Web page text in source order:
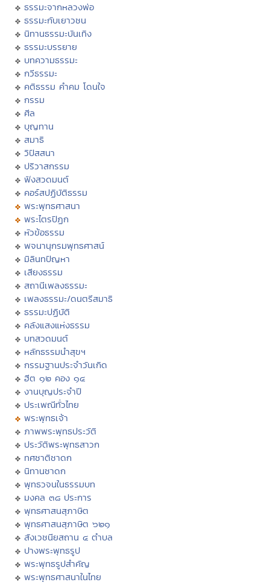
ธรรมะจากหลวงพ่อ
ธรรมะกับเยาวชน
นิทานธรรมะบันเทิง
ธรรมะบรรยาย
บทความธรรมะ
กวีธรรมะ
คติธรรม คำคม โดนใจ
กรรม
ศีล
บุญทาน
สมาธิ
วิปัสสนา
ปริวาสกรรม
ฟังสวดมนต์
คอร์สปฏิบัติธรรม
พระพุทธศาสนา
พระไตรปิฏก
หัวข้อธรรม
พจนานุกรมพุทธศาสน์
มิลินทปัญหา
เสียงธรรม
สถานีเพลงธรรมะ
เพลงธรรมะ/ดนตรีสมาธิ
ธรรมะปฏิบัติ
คลังแสงแห่งธรรม
บทสวดมนต์
หลักธรรมนำสุขฯ
กรรมฐานประจำวันเกิด
ฮีต ๑๒ คอง ๑๔
งานบุญประจำปี
ประเพณีทั่วไทย
พระพุทธเจ้า
ภาพพระพุทธประวัติ
ประวัติพระพุทธสาวก
ทศชาติชาดก
นิทานชาดก
พุทธวจนในธรรมบท
มงคล ๓๘ ประการ
พุทธศาสนสุภาษิต
พุทธศาสนสุภาษิต ๖๒๑
สังเวชนียสถาน ๔ ตำบล
ปางพระพุทธรูป
พระพุทธรูปสำคัญ
พระพุทธศาสนาในไทย